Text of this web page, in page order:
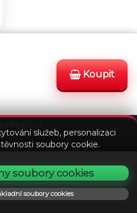
služeb, personalizaci
soubory cookie.
soubory cookies
soubory cookies
Koupit
Stav